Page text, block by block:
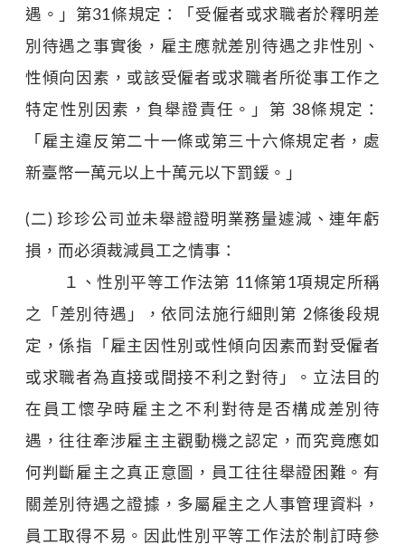
遇。」第31條規定：「受僱者或求職者於釋明差
別待遇之事實後，雇主應就差別待遇之非性別、
性傾向因素，或該受僱者或求職者所從事工作之
特定性別因素，負舉證責任。」第 38條規定：
「雇主違反第二十一條或第三十六條規定者，處
新臺幣一萬元以上十萬元以下罰鍰。」
(二) 珍珍公司並未舉證證明業務量遽減、連年虧
損，而必須裁減員工之情事：
１、性別平等工作法第 11條第1項規定所稱
之「差別待遇」，依同法施行細則第 2條後段規
定，係指「雇主因性別或性傾向因素而對受僱者
或求職者為直接或間接不利之對待」。立法目的
在員工懷孕時雇主之不利對待是否構成差別待
遇，往往牽涉雇主主觀動機之認定，而究竟應如
何判斷雇主之真正意圖，員工往往舉證困難。有
關差別待遇之證據，多屬雇主之人事管理資料，
員工取得不易。因此性別平等工作法於制訂時參